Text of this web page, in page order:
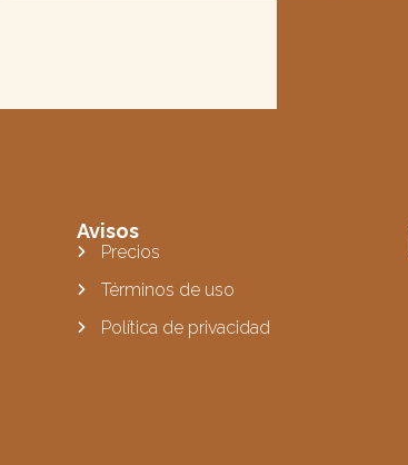
Avisos
Precios
Términos de uso
Política de privacidad